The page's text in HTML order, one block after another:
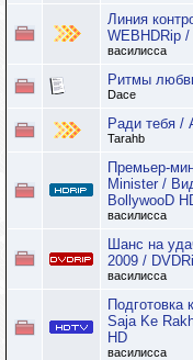
Линия
WEBHDRip
василисса
Ритмы
Dace
Ради тебя /
Tarahb
Премьер-
Minister /
BollywooD
василисса
Шанс на
2009 /
василисса
Подготовка
Saja Ke
HD
василисса